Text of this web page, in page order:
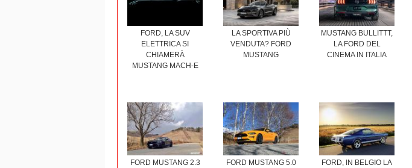
FORD, LA SUV
ELETTRICA SI
CHIAMERÀ
MUSTANG MACH-E
LA SPORTIVA PIÙ
VENDUTA? FORD
MUSTANG
MUSTANG BULLITTT,
LA FORD DEL
CINEMA IN ITALIA
FORD MUSTANG 2.3
FORD MUSTANG 5.0
FORD, IN BELGIO LA